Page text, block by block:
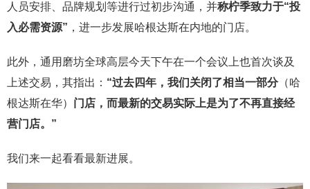
人员安排、品牌规划等进行过初步沟通，并称柠季致力于“投
入必需资源” ，进一步发展哈根达斯在内地的门店。
此外，通用磨坊全球高层今天下午在一个会议上也首次谈及
上述交易，其指出： “过去四年，我们关闭了相当一部分（哈
根达斯在华） 门店，而最新的交易实际上是为了不再直接经
营门店。”
我们来一起看看最新进展。